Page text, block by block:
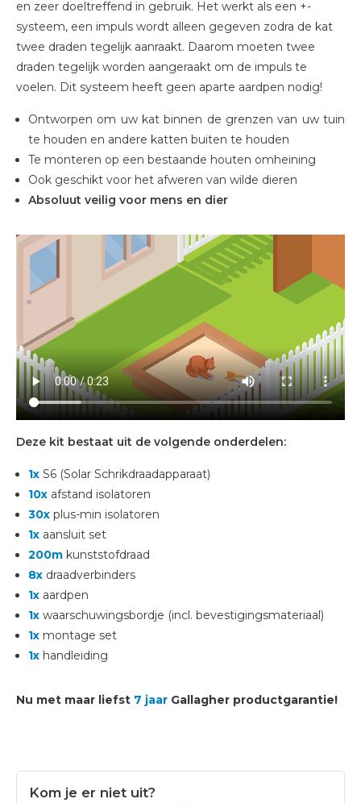
en zeer doeltreffend in gebruik. Het werkt als een +-
systeem, een impuls wordt alleen gegeven zodra de kat
twee draden tegelijk aanraakt. Daarom moeten twee
draden tegelijk worden aangeraakt om de impuls te
voelen. Dit systeem heeft geen aparte aardpen nodig!
Ontworpen om uw kat binnen de grenzen van uw tuin
te houden en andere katten buiten te houden
Te monteren op een bestaande houten omheining
Ook geschikt voor het afweren van wilde dieren
Absoluut veilig voor mens en dier
Deze kit bestaat uit de volgende onderdelen:
1x S6 (Solar Schrikdraadapparaat)
10x afstand isolatoren
30x plus-min isolatoren
1x aansluit set
200m kunststofdraad
8x draadverbinders
1x aardpen
1x waarschuwingsbordje (incl. bevestigingsmateriaal)
1x montage set
1x handleiding
Nu met maar liefst 7 jaar Gallagher productgarantie!
Kom je er niet uit?